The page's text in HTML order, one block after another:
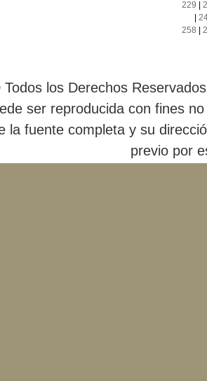
229
258
los Derechos
ser reproducida con fines
la fuente completa y su
previo por